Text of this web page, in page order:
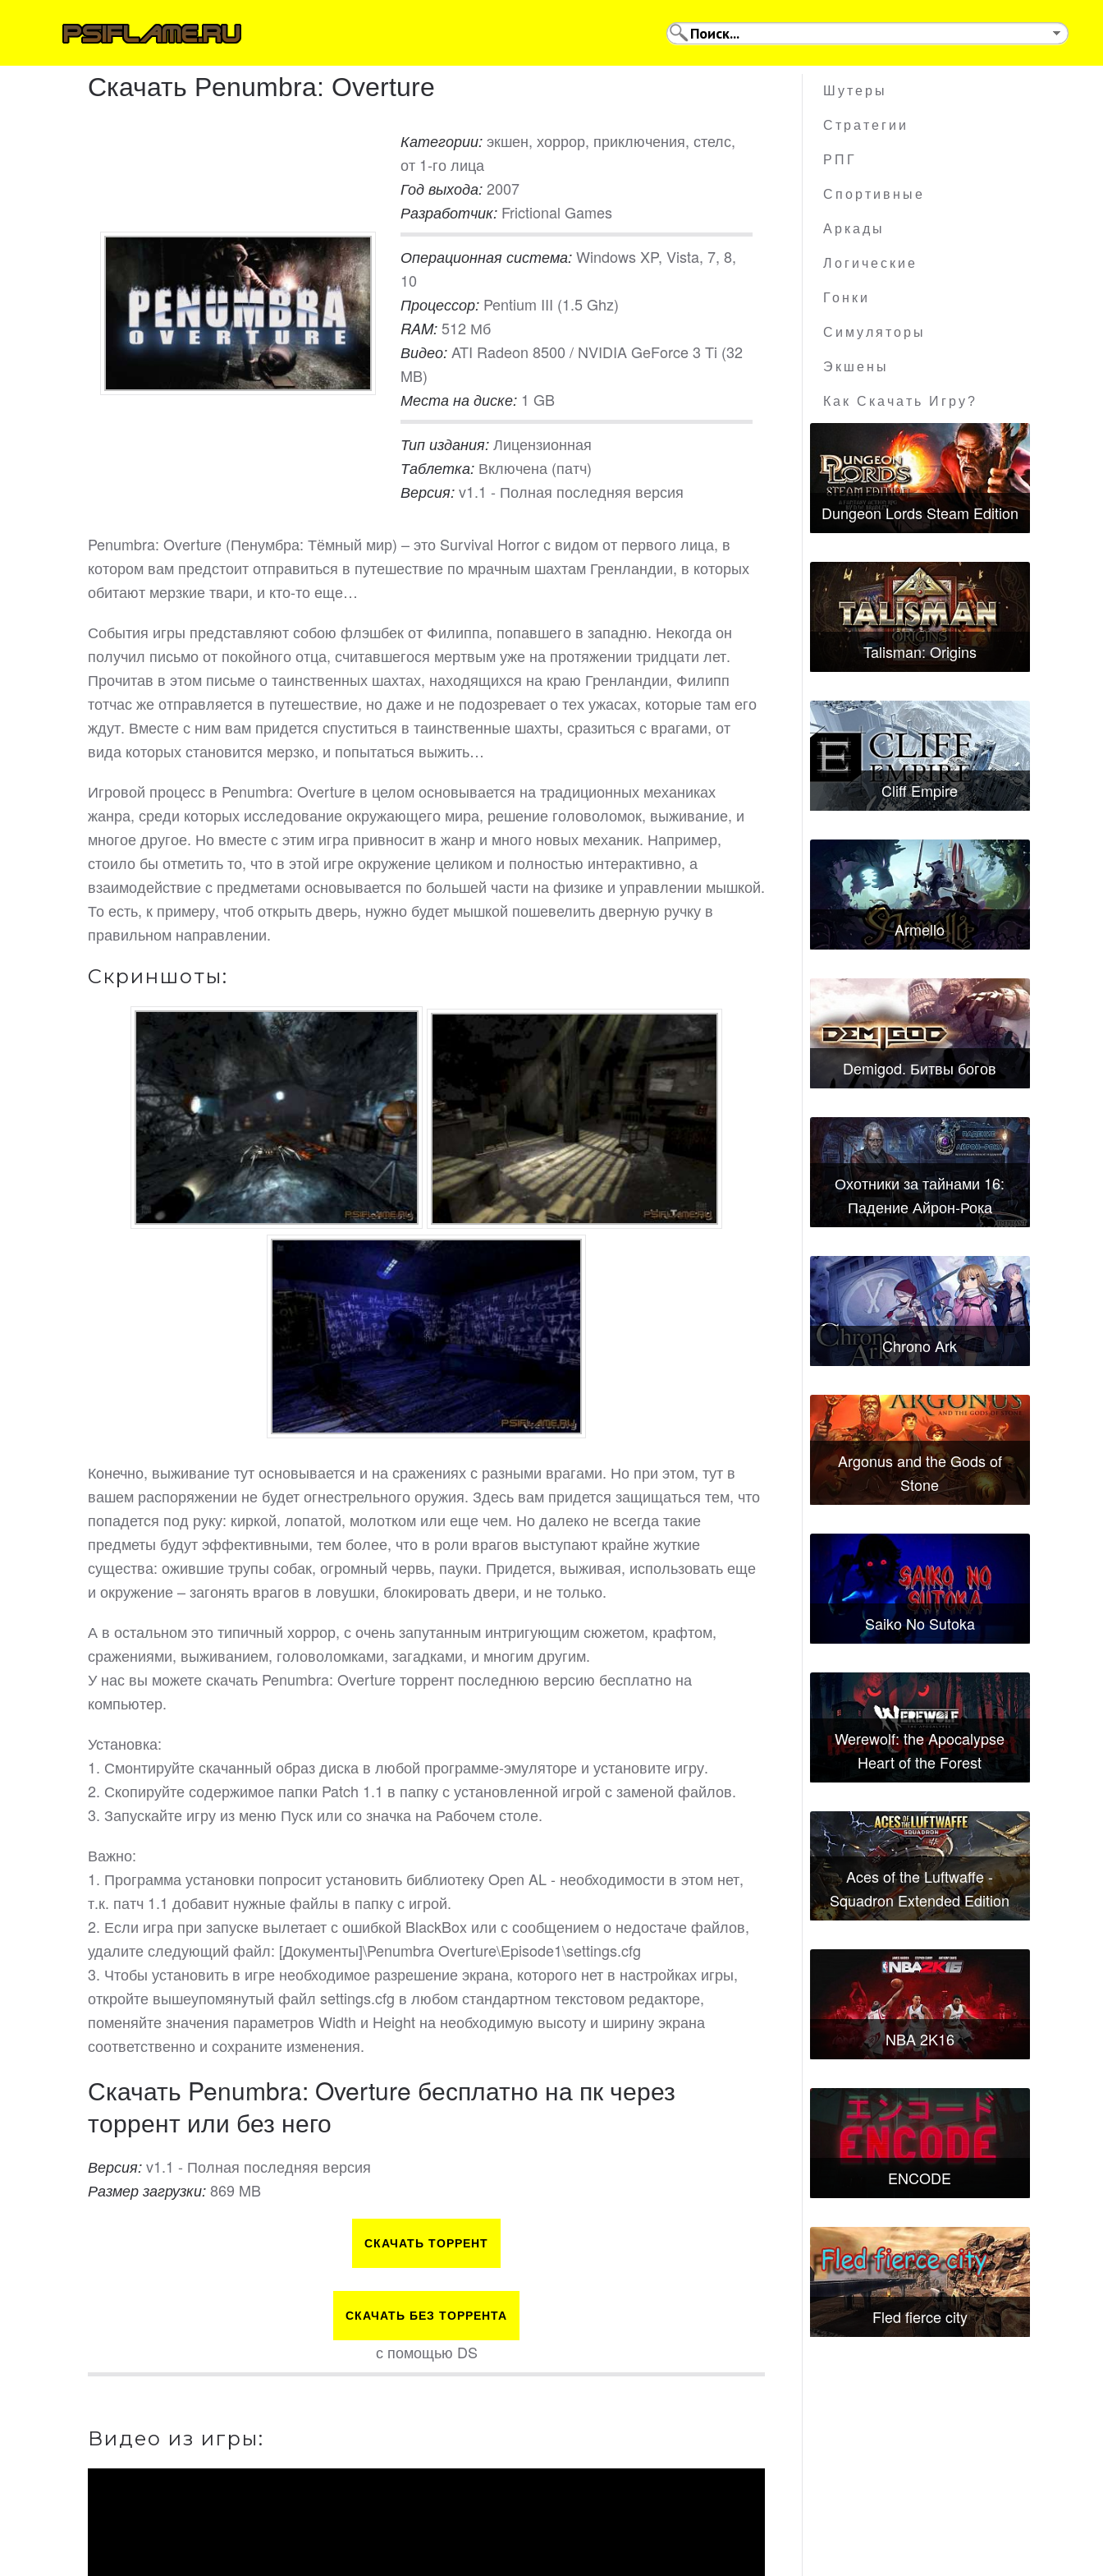
Скачать Penumbra: Overture
Категории: экшен, хоррор, приключения, стелс,
от 1-го лица
Год выхода: 2007
Разработчик: Frictional Games
Операционная система: Windows XP, Vista, 7, 8,
10
Процессор: Pentium III (1.5 Ghz)
RAM: 512 Мб
Видео: ATI Radeon 8500 / NVIDIA GeForce 3 Ti (32
MB)
Места на диске: 1 GB
Тип издания: Лицензионная
Таблетка: Включена (патч)
Версия: v1.1 - Полная последняя версия
Penumbra: Overture (Пенумбра: Тёмный мир) – это Survival Horror с видом от первого лица, в
котором вам предстоит отправиться в путешествие по мрачным шахтам Гренландии, в которых
обитают мерзкие твари, и кто-то еще…
События игры представляют собою флэшбек от Филиппа, попавшего в западню. Некогда он
получил письмо от покойного отца, считавшегося мертвым уже на протяжении тридцати лет.
Прочитав в этом письме о таинственных шахтах, находящихся на краю Гренландии, Филипп
тотчас же отправляется в путешествие, но даже и не подозревает о тех ужасах, которые там его
ждут. Вместе с ним вам придется спуститься в таинственные шахты, сразиться с врагами, от
вида которых становится мерзко, и попытаться выжить…
Игровой процесс в Penumbra: Overture в целом основывается на традиционных механиках
жанра, среди которых исследование окружающего мира, решение головоломок, выживание, и
многое другое. Но вместе с этим игра привносит в жанр и много новых механик. Например,
стоило бы отметить то, что в этой игре окружение целиком и полностью интерактивно, а
взаимодействие с предметами основывается по большей части на физике и управлении мышкой.
То есть, к примеру, чтоб открыть дверь, нужно будет мышкой пошевелить дверную ручку в
правильном направлении.
Скриншоты:
Конечно, выживание тут основывается и на сражениях с разными врагами. Но при этом, тут в
вашем распоряжении не будет огнестрельного оружия. Здесь вам придется защищаться тем, что
попадется под руку: киркой, лопатой, молотком или еще чем. Но далеко не всегда такие
предметы будут эффективными, тем более, что в роли врагов выступают крайне жуткие
существа: ожившие трупы собак, огромный червь, пауки. Придется, выживая, использовать еще
и окружение – загонять врагов в ловушки, блокировать двери, и не только.
А в остальном это типичный хоррор, с очень запутанным интригующим сюжетом, крафтом,
сражениями, выживанием, головоломками, загадками, и многим другим.
У нас вы можете скачать Penumbra: Overture торрент последнюю версию бесплатно на
компьютер.
Установка:
1. Смонтируйте скачанный образ диска в любой программе-эмуляторе и установите игру.
2. Скопируйте содержимое папки Patch 1.1 в папку с установленной игрой с заменой файлов.
3. Запускайте игру из меню Пуск или со значка на Рабочем столе.
Важно:
1. Программа установки попросит установить библиотеку Open AL - необходимости в этом нет,
т.к. патч 1.1 добавит нужные файлы в папку с игрой.
2. Если игра при запуске вылетает с ошибкой BlackBox или с сообщением о недостаче файлов,
удалите следующий файл: [Документы]\Penumbra Overture\Episode1\settings.cfg
3. Чтобы установить в игре необходимое разрешение экрана, которого нет в настройках игры,
откройте вышеупомянутый файл settings.cfg в любом стандартном текстовом редакторе,
поменяйте значения параметров Width и Height на необходимую высоту и ширину экрана
соответственно и сохраните изменения.
Скачать Penumbra: Overture бесплатно на пк через
торрент или без него
Версия: v1.1 - Полная последняя версия
Размер загрузки: 869 MB
СКАЧАТЬ ТОРРЕНТ
СКАЧАТЬ БЕЗ ТОРРЕНТА
с помощью DS
Видео из игры:
Шутеры
Стратегии
РПГ
Спортивные
Аркады
Логические
Гонки
Симуляторы
Экшены
Как Скачать Игру?
Dungeon Lords Steam Edition
Talisman: Origins
Cliff Empire
Armello
Demigod. Битвы богов
Охотники за тайнами 16:
Падение Айрон-Рока
Chrono Ark
Argonus and the Gods of
Stone
Saiko No Sutoka
Werewolf: the Apocalypse
Heart of the Forest
Aces of the Luftwaffe -
Squadron Extended Edition
NBA 2K16
ENCODE
Fled fierce city